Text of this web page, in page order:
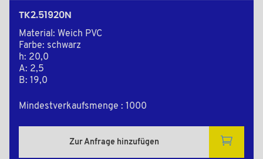
TK2.51920N
Material: Weich PVC
Farbe: schwarz
h: 20,0
A: 2,5
B: 19,0
Mindestverkaufsmenge : 1000
Zur Anfrage hinzufügen